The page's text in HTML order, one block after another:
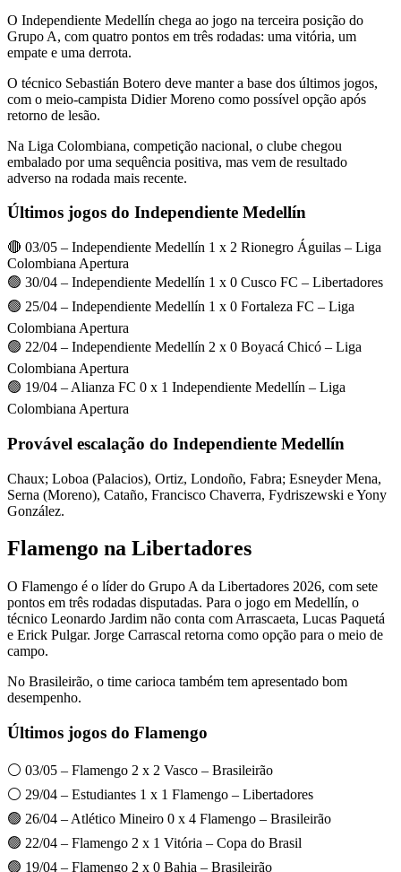
O Independiente Medellín chega ao jogo na terceira posição do
Grupo A, com quatro pontos em três rodadas: uma vitória, um
empate e uma derrota.
O técnico Sebastián Botero deve manter a base dos últimos jogos,
com o meio-campista Didier Moreno como possível opção após
retorno de lesão.
Na Liga Colombiana, competição nacional, o clube chegou
embalado por uma sequência positiva, mas vem de resultado
adverso na rodada mais recente.
Últimos jogos do Independiente Medellín
🔴 03/05 – Independiente Medellín 1 x 2 Rionegro Águilas – Liga
Colombiana Apertura
🟢 30/04 – Independiente Medellín 1 x 0 Cusco FC – Libertadores
🟢 25/04 – Independiente Medellín 1 x 0 Fortaleza FC – Liga
Colombiana Apertura
🟢 22/04 – Independiente Medellín 2 x 0 Boyacá Chicó – Liga
Colombiana Apertura
🟢 19/04 – Alianza FC 0 x 1 Independiente Medellín – Liga
Colombiana Apertura
Provável escalação do Independiente Medellín
Chaux; Loboa (Palacios), Ortiz, Londoño, Fabra; Esneyder Mena,
Serna (Moreno), Cataño, Francisco Chaverra, Fydriszewski e Yony
González.
Flamengo na Libertadores
O Flamengo é o líder do Grupo A da Libertadores 2026, com sete
pontos em três rodadas disputadas. Para o jogo em Medellín, o
técnico Leonardo Jardim não conta com Arrascaeta, Lucas Paquetá
e Erick Pulgar. Jorge Carrascal retorna como opção para o meio de
campo.
No Brasileirão, o time carioca também tem apresentado bom
desempenho.
Últimos jogos do Flamengo
⚪ 03/05 – Flamengo 2 x 2 Vasco – Brasileirão
⚪ 29/04 – Estudiantes 1 x 1 Flamengo – Libertadores
🟢 26/04 – Atlético Mineiro 0 x 4 Flamengo – Brasileirão
🟢 22/04 – Flamengo 2 x 1 Vitória – Copa do Brasil
🟢 19/04 – Flamengo 2 x 0 Bahia – Brasileirão